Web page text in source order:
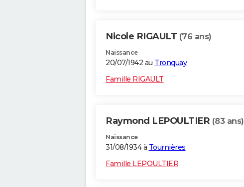
Nicole RIGAULT (76 ans)
Naissance
20/07/1942 au Tronquay
Famille RIGAULT
Raymond LEPOULTIER (83 ans)
Naissance
31/08/1934 à Tournières
Famille LEPOULTIER